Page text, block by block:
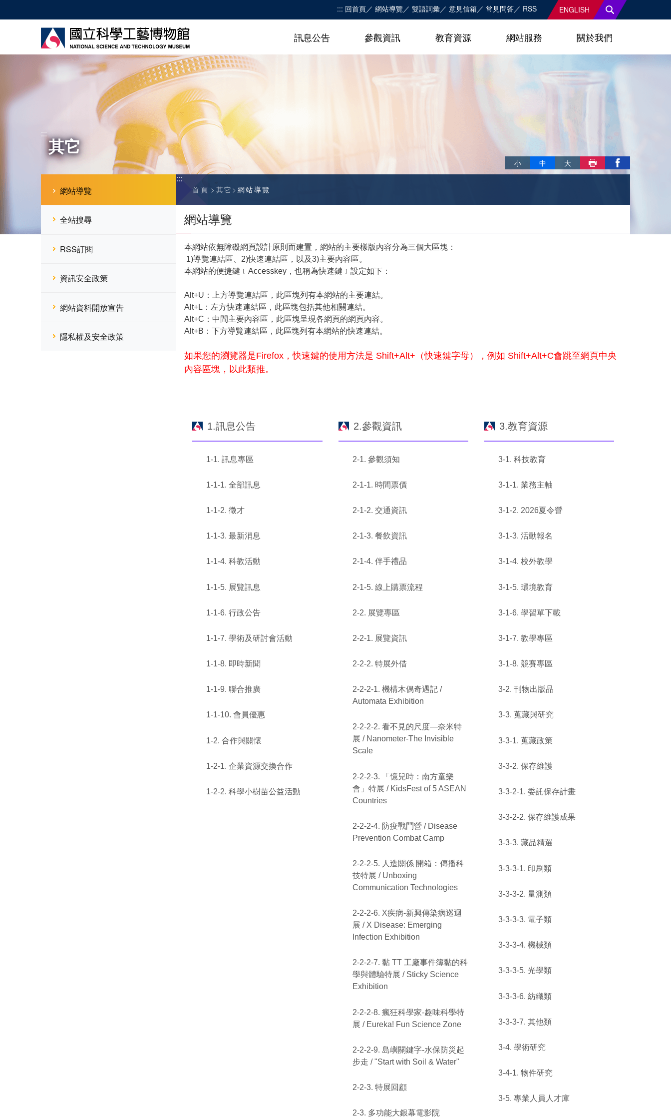
主
::: 回首頁 網站導覽 雙語詞彙 意見信箱 常見問答 RSS ENGLISH
訊息公告 參觀資訊 教育資源 網站服務 關於我們
:::
其它
網站導覽
全站搜尋
RSS訂閱
資訊安全政策
網站資料開放宣告
隱私權及安全政策
略過字型切換，社群分享工具列
小
中 大
:::
首頁 其它 網站導覽
網站導覽
本網站依無障礙網頁設計原則而建置，網站的主要樣版內容分為三個大區塊：
1)導覽連結區、2)快速連結區，以及3)主要內容區。
本網站的便捷鍵﹝Accesskey，也稱為快速鍵﹞設定如下：
Alt+U：上方導覽連結區，此區塊列有本網站的主要連結。
Alt+L：左方快速連結區，此區塊包括其他相關連結。
Alt+C：中間主要內容區，此區塊呈現各網頁的網頁內容。
Alt+B：下方導覽連結區，此區塊列有本網站的快速連結。
如果您的瀏覽器是Firefox，快速鍵的使用方法是 Shift+Alt+（快速鍵字母），例如 Shift+Alt+C會跳至網頁中央
內容區塊，以此類推。
1.訊息公告
1-1. 訊息專區
1-1-1. 全部訊息
1-1-2. 徵才
1-1-3. 最新消息
1-1-4. 科教活動
1-1-5. 展覽訊息
1-1-6. 行政公告
1-1-7. 學術及研討會活動
1-1-8. 即時新聞
1-1-9. 聯合推廣
1-1-10. 會員優惠
1-2. 合作與關懷
1-2-1. 企業資源交換合作
1-2-2. 科學小樹苗公益活動
2.參觀資訊
2-1. 參觀須知
2-1-1. 時間票價
2-1-2. 交通資訊
2-1-3. 餐飲資訊
2-1-4. 伴手禮品
2-1-5. 線上購票流程
2-2. 展覽專區
2-2-1. 展覽資訊
2-2-2. 特展外借
2-2-2-1. 機構木偶奇遇記 /
Automata Exhibition
2-2-2-2. 看不見的尺度—奈米特
展 / Nanometer-The Invisible
Scale
2-2-2-3. 「憶兒時：南方童樂
會」特展 / KidsFest of 5 ASEAN
Countries
2-2-2-4. 防疫戰鬥營 / Disease
Prevention Combat Camp
2-2-2-5. 人造關係 開箱：傳播科
技特展 / Unboxing
Communication Technologies
2-2-2-6. X疾病-新興傳染病巡迴
展 / X Disease: Emerging
Infection Exhibition
2-2-2-7. 黏 TT 工廠事件簿黏的科
學與體驗特展 / Sticky Science
Exhibition
2-2-2-8. 瘋狂科學家-趣味科學特
展 / Eureka! Fun Science Zone
2-2-2-9. 島嶼關鍵字-水保防災起
步走 / "Start with Soil & Water"
2-2-3. 特展回顧
2-3. 多功能大銀幕電影院
3.教育資源
3-1. 科技教育
3-1-1. 業務主軸
3-1-2. 2026夏令營
3-1-3. 活動報名
3-1-4. 校外教學
3-1-5. 環境教育
3-1-6. 學習單下載
3-1-7. 教學專區
3-1-8. 競賽專區
3-2. 刊物出版品
3-3. 蒐藏與研究
3-3-1. 蒐藏政策
3-3-2. 保存維護
3-3-2-1. 委託保存計畫
3-3-2-2. 保存維護成果
3-3-3. 藏品精選
3-3-3-1. 印刷類
3-3-3-2. 量測類
3-3-3-3. 電子類
3-3-3-4. 機械類
3-3-3-5. 光學類
3-3-3-6. 紡織類
3-3-3-7. 其他類
3-4. 學術研究
3-4-1. 物件研究
3-5. 專業人員人才庫